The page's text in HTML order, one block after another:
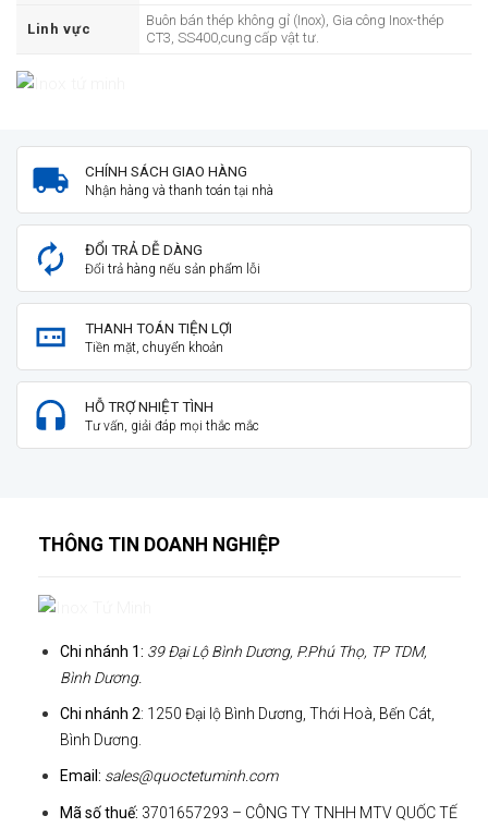
Linh vực
Buôn bán thép không gỉ (Inox), Gia công Inox-thép
CT3, SS400,cung cấp vật tư.
CHÍNH SÁCH GIAO HÀNG
Nhận hàng và thanh toán tại nhà
ĐỔI TRẢ DỄ DÀNG
Đổi trả hàng nếu sản phẩm lỗi
THANH TOÁN TIỆN LỢI
Tiền mặt, chuyển khoản
HỖ TRỢ NHIỆT TÌNH
Tư vấn, giải đáp mọi thắc mắc
THÔNG TIN DOANH NGHIỆP
Chi nhánh 1: 39 Đại Lộ Bình Dương, P.Phú Thọ, TP TDM,
Bình Dương.
Chi nhánh 2: 1250 Đại lộ Bình Dương, Thới Hoà, Bến Cát,
Bình Dương.
Email: sales@quoctetuminh.com
Mã số thuế: 3701657293 – CÔNG TY TNHH MTV QUỐC TẾ